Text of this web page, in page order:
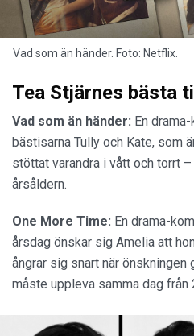
Vad som än händer. Foto: Netflix.
Tea Stjärnes bästa
Vad som än händer: En
bästisarna Tully och Kate, som
stöttat varandra i vått och torrt
årsåldern.
One More Time: En drama-
årsdag önskar sig Amelia att
ångrar sig snart när önskningen
måste uppleva samma dag från